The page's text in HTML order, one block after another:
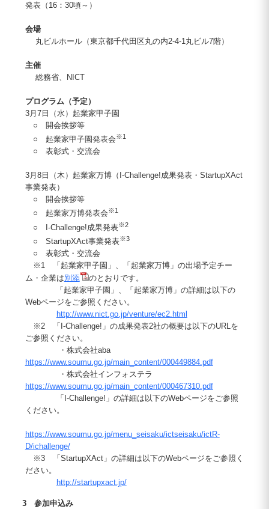
発表（16：30頃～）
会場
丸ビルホール（東京都千代田区丸の内2-4-1丸ビル7階）
主催
総務省、NICT
プログラム（予定）
3月7日（水）起業家甲子園
○ 開会挨拶等
○ 起業家甲子園発表会※1
○ 表彰式・交流会
3月8日（木）起業家万博（I-Challenge!成果発表・StartupXAct
事業発表）
○ 開会挨拶等
○ 起業家万博発表会※1
○ I-Challenge!成果発表※2
○ StartupXAct事業発表※3
○ 表彰式・交流会
※1 「起業家甲子園」、「起業家万博」の出場予定チー
ム・企業は別添
のとおりです。
「起業家甲子園」、「起業家万博」の詳細は以下の
Webページをご参照ください。
http://www.nict.go.jp/venture/ec2.html
※2 「I-Challenge!」の成果発表2社の概要は以下のURLを
ご参照ください。
・株式会社aba
https://www.soumu.go.jp/main_content/000449884.pdf
・株式会社インフォステラ
https://www.soumu.go.jp/main_content/000467310.pdf
「I-Challenge!」の詳細は以下のWebページをご参照
ください。
https://www.soumu.go.jp/menu_seisaku/ictseisaku/ictR-
D/ichallenge/
※3 「StartupXAct」の詳細は以下のWebページをご参照く
ださい。
http://startupxact.jp/
3 参加申込み